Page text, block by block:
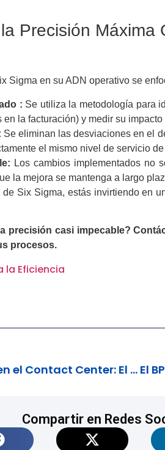
Precisión Máxima
Sigma en su ADN operativo se
: Se utiliza la metodología para
la facturación) y medir su impacto
Se eliminan las desviaciones en el
el mismo nivel de servicio
Los cambios implementados no
la mejora se mantenga a largo
Six Sigma, estás invirtiendo en
precisión casi impecable?
procesos.
la Eficiencia
Prevención de Fraude en el Contact Center: El BPO como Primera Línea de Defensa
Compartir en Redes